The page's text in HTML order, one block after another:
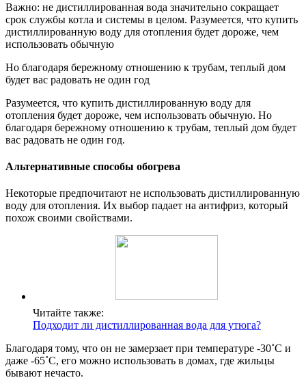
Важно: не дистиллированная вода значительно сокращает
срок службы котла и системы в целом. Разумеется, что купить
дистиллированную воду для отопления будет дороже, чем
использовать обычную
Но благодаря бережному отношению к трубам, теплый дом
будет вас радовать не один год
Разумеется, что купить дистиллированную воду для
отопления будет дороже, чем использовать обычную. Но
благодаря бережному отношению к трубам, теплый дом будет
вас радовать не один год.
Альтернативные способы обогрева
Некоторые предпочитают не использовать дистиллированную
воду для отопления. Их выбор падает на антифриз, который
похож своими свойствами.
Читайте также:
Подходит ли дистиллированная вода для утюга?
Благодаря тому, что он не замерзает при температуре -30˚С и
даже -65˚С, его можно использовать в домах, где жильцы
бывают нечасто.